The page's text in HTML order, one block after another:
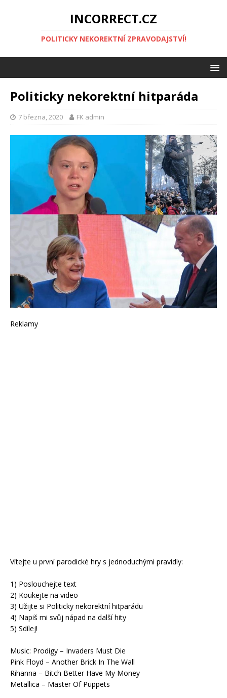
INCORRECT.CZ
POLITICKY NEKOREKTNÍ ZPRAVODAJSTVÍ!
Politicky nekorektní hitparáda
7 března, 2020 FK admin
Reklamy
Vítejte u první parodické hry s jednoduchými pravidly:
1) Poslouchejte text
2) Koukejte na video
3) Užijte si Politicky nekorektní hitparádu
4) Napiš mi svůj nápad na další hity
5) Sdílej!
Music: Prodigy – Invaders Must Die
Pink Floyd – Another Brick In The Wall
Rihanna – Bitch Better Have My Money
Metallica – Master Of Puppets